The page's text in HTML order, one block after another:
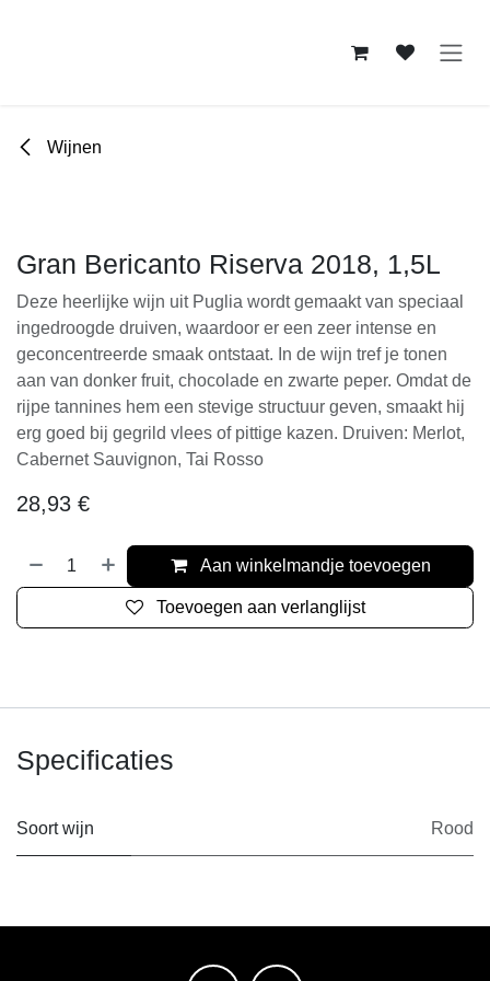
Wijnen
Gran Bericanto Riserva 2018, 1,5L
Deze heerlijke wijn uit Puglia wordt gemaakt van
speciaal ingedroogde druiven, waardoor er een zeer
intense en geconcentreerde smaak ontstaat. In de wijn
tref je tonen aan van donker fruit, chocolade en
zwarte peper. Omdat de rijpe tannines hem een stevige
structuur geven, smaakt hij erg goed bij gegrild vlees
of pittige kazen. Druiven: Merlot, Cabernet Sauvignon,
Aan winkelmandje toevoegen
Toevoegen aan verlanglijst
Specificaties
Soort wijn Rood